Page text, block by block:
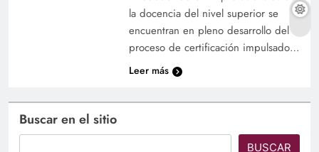
la docencia del nivel superior se
encuentran en pleno desarrollo del
proceso de certificación impulsado…
Leer más
Buscar en el sitio
BUSCAR